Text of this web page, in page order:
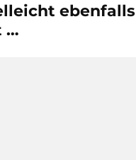
ebenfalls
…